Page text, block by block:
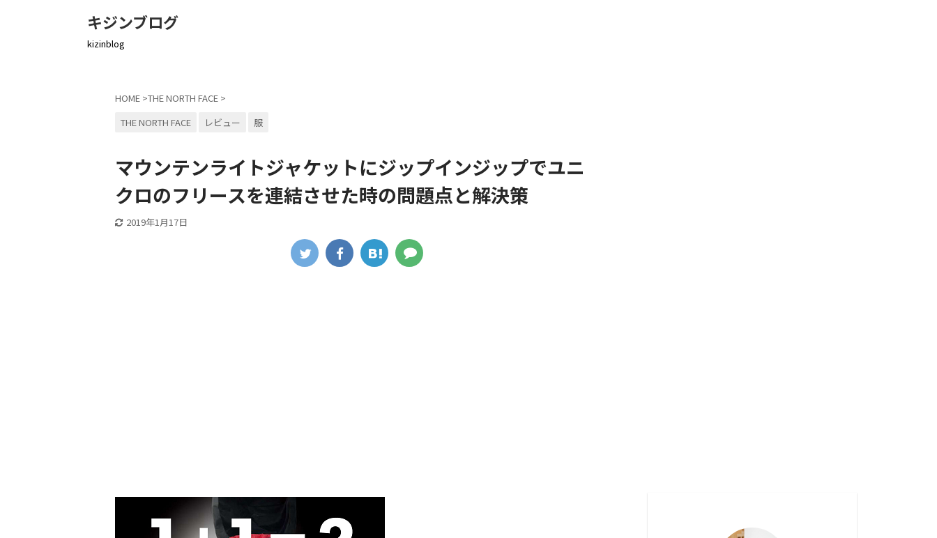
キジンブログ
kizinblog
HOME >THE NORTH FACE >
THE NORTH FACE
レビュー 服
マウンテンライトジャケットにジップインジップでユニ
クロのフリースを連結させた時の問題点と解決策
2019年1月17日